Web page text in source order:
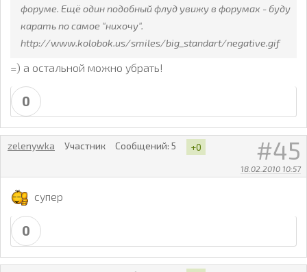
форуме. Ещё один подобный флуд увижу в форумах - буду
карать по самое "нихочу".
http://www.kolobok.us/smiles/big_standart/negative.gif
=) а остальной можно убрать!
0
45
18.02.2010 10:57
zelenywka Участник Сообщений: 5 +0
супер
0